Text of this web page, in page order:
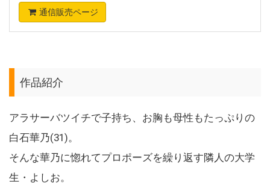
通信販売ページ
作品紹介
アラサーバツイチで子持ち、お胸も母性もたっぷりの
白石華乃(31)。
そんな華乃に惚れてプロポーズを繰り返す隣人の大学
生・よしお。